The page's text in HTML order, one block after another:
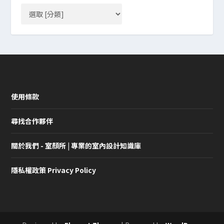
使用條款
尋找合作夥伴
關於我們 - 室顏所 | 專業的室內設計知識庫
隱私權政策 Privacy Policy